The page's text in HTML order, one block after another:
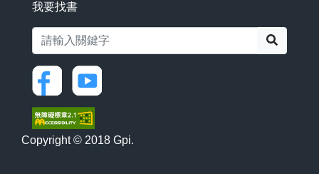
我要找書
Copyright © 2018 Gpi.